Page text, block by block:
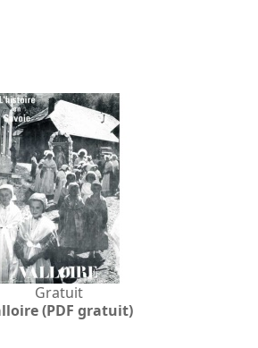
Gratuit
(PDF gratuit)